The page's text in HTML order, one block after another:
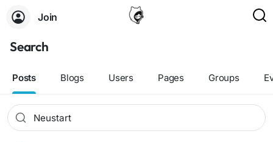
Join
Search
Posts Blogs Users Pages Groups